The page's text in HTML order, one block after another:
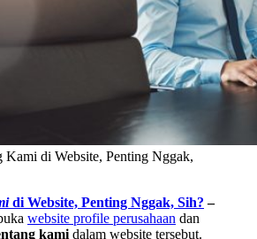
Kami di Website, Penting Nggak,
di Website, Penting Nggak, Sih? –
website profile perusahaan dan
kami dalam website tersebut.